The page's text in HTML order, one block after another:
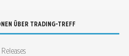
ÜBER TRADING-TREFF